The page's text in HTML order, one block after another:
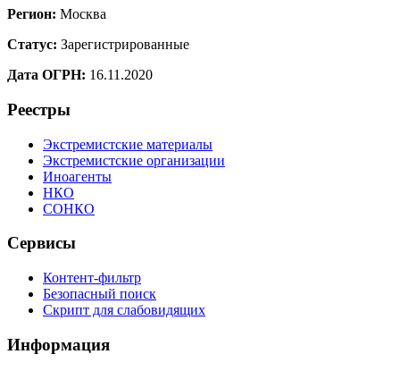
Регион: Москва
Статус: Зарегистрированные
Дата ОГРН: 16.11.2020
Реестры
Экстремистские материалы
Экстремистские организации
Иноагенты
НКО
СОНКО
Сервисы
Контент-фильтр
Безопасный поиск
Скрипт для слабовидящих
Информация